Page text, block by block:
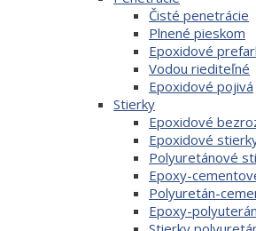
Čisté penetrácie
Plnené pieskom
Epoxidové
Vodou riediteľné
Epoxidové pojivá
Stierky
Epoxidové
Epoxidové
Polyuretánové
Epoxy-
Polyuretán-
Epoxy-